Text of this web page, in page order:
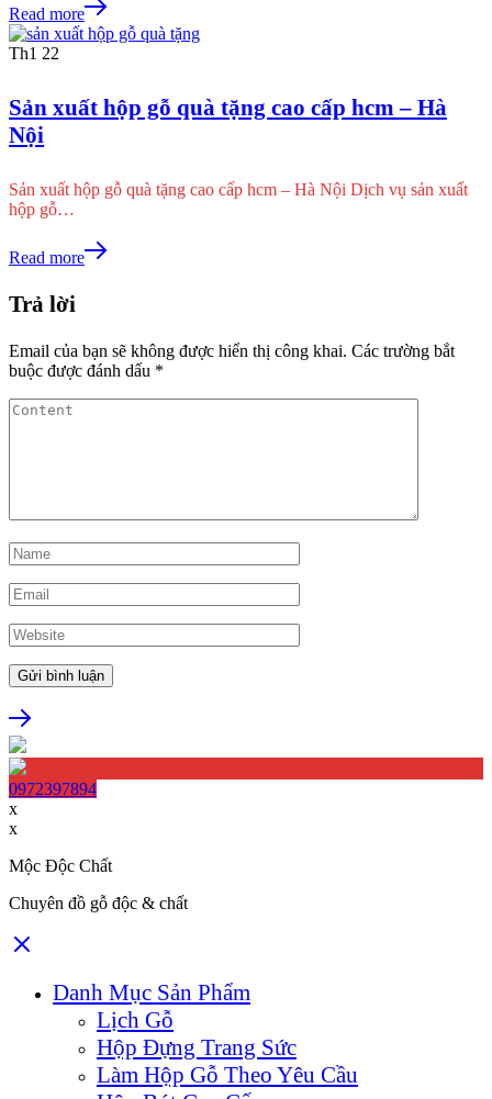
Read more
Th1 22
Sản xuất hộp gỗ quà tặng cao cấp hcm – Hà
Nội
Sản xuất hộp gỗ quà tặng cao cấp hcm – Hà Nội Dịch vụ sản xuất
hộp gỗ…
Read more
Trả lời
Email của bạn sẽ không được hiển thị công khai. Các trường bắt
buộc được đánh dấu *
0972397894
x
x
Mộc Độc Chất
Chuyên đồ gỗ độc & chất
Danh Mục Sản Phẩm
Lịch Gỗ
Hộp Đựng Trang Sức
Làm Hộp Gỗ Theo Yêu Cầu